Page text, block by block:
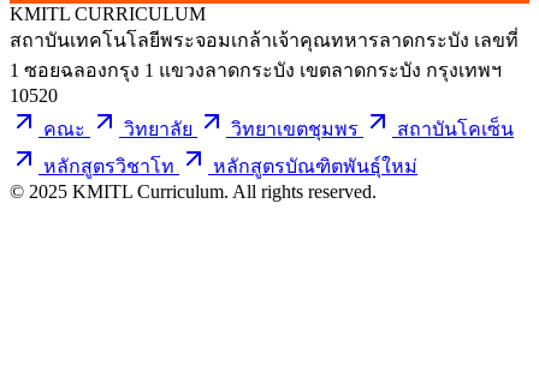
KMITL CURRICULUM
สถาบันเทคโนโลยีพระจอมเกล้าเจ้าคุณทหารลาดกระบัง เลขที่
1 ซอยฉลองกรุง 1 แขวงลาดกระบัง เขตลาดกระบัง กรุงเทพฯ
10520
คณะ
วิทยาลัย วิทยาเขตชุมพร
สถาบันโคเซ็น
หลักสูตรวิชาโท
หลักสูตรบัณฑิตพันธุ์ใหม่
© 2025 KMITL Curriculum. All rights reserved.